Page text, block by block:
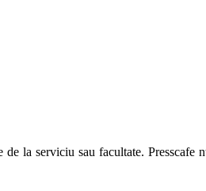
la serviciu sau facultate. Presscafe